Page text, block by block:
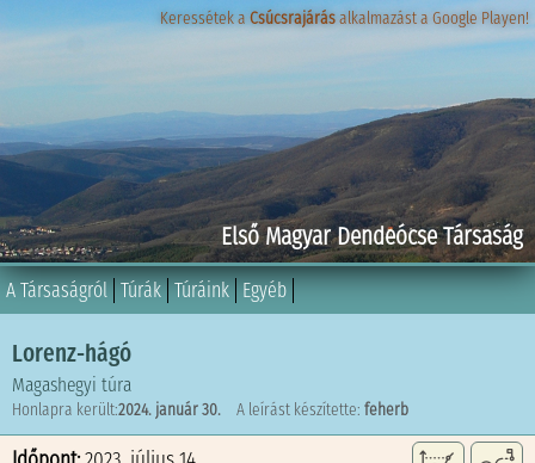
Első Magyar Dendeócse Társaság
Keressétek aCsúcsrajárásalkalmazást a Google Playen!
Keressétek aCsúcsrajárásalkalmazást a Google Playen!
A Társaságról Túrák Túráink Egyéb
Lorenz-hágó
Magashegyi túra
Honlapra került:2024. január 30. A leírást készítette: feherb